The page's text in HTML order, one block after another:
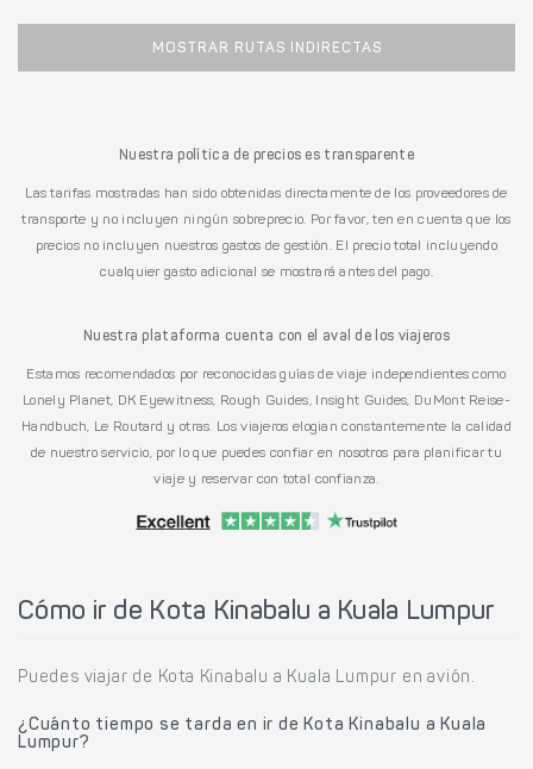
MOSTRAR RUTAS INDIRECTAS
Nuestra política de precios es transparente
Las tarifas mostradas han sido obtenidas directamente de los proveedores de
transporte y no incluyen ningún sobreprecio. Por favor, ten en cuenta que los
precios no incluyen nuestros gastos de gestión. El precio total incluyendo
cualquier gasto adicional se mostrará antes del pago.
Nuestra plataforma cuenta con el aval de los viajeros
Estamos recomendados por reconocidas guías de viaje independientes como
Lonely Planet, DK Eyewitness, Rough Guides, Insight Guides, DuMont Reise-
Handbuch, Le Routard y otras. Los viajeros elogian constantemente la calidad
de nuestro servicio, por lo que puedes confiar en nosotros para planificar tu
viaje y reservar con total confianza.
Cómo ir de Kota Kinabalu a Kuala Lumpur
Puedes viajar de Kota Kinabalu a Kuala Lumpur en avión.
¿Cuánto tiempo se tarda en ir de Kota Kinabalu a Kuala
Lumpur?